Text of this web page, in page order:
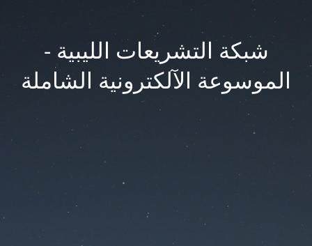
شبكة التشريعات الليبية -
الموسوعة الآلكترونية الشاملة